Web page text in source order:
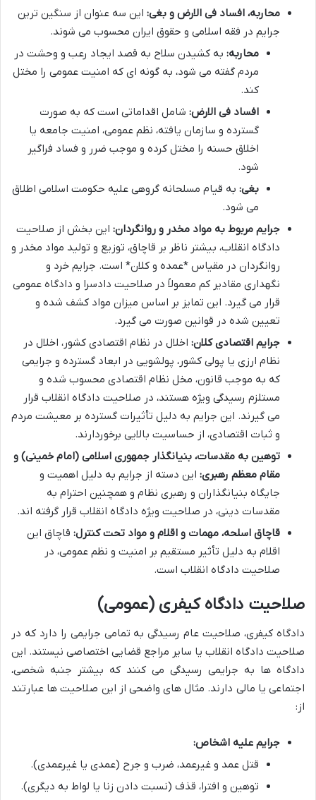
محاربه، افساد فی الارض و بغی: این سه عنوان از سنگین ترین
جرایم در فقه اسلامی و حقوق ایران محسوب می شوند.
محاربه: به کشیدن سلاح به قصد ایجاد رعب و وحشت در
مردم گفته می شود، به گونه ای که امنیت عمومی را مختل
کند.
افساد فی الارض: شامل اقداماتی است که به صورت
گسترده و سازمان یافته، نظم عمومی، امنیت جامعه یا
اخلاق حسنه را مختل کرده و موجب ضرر و فساد فراگیر
شود.
بغی: به قیام مسلحانه گروهی علیه حکومت اسلامی اطلاق
می شود.
جرایم مربوط به مواد مخدر و روانگردان: این بخش از صلاحیت
دادگاه انقلاب، بیشتر ناظر بر قاچاق، توزیع و تولید مواد مخدر و
روانگردان در مقیاس *عمده و کلان* است. جرایم خرد و
نگهداری مقادیر کم معمولاً در صلاحیت دادسرا و دادگاه عمومی
قرار می گیرد. این تمایز بر اساس میزان مواد کشف شده و
تعیین شده در قوانین صورت می گیرد.
جرایم اقتصادی کلان: اخلال در نظام اقتصادی کشور، اخلال در
نظام ارزی یا پولی کشور، پولشویی در ابعاد گسترده و جرایمی
که به موجب قانون، مخل نظام اقتصادی محسوب شده و
مستلزم رسیدگی ویژه هستند، در صلاحیت دادگاه انقلاب قرار
می گیرند. این جرایم به دلیل تأثیرات گسترده بر معیشت مردم
و ثبات اقتصادی، از حساسیت بالایی برخوردارند.
توهین به مقدسات، بنیانگذار جمهوری اسلامی (امام خمینی) و
مقام معظم رهبری: این دسته از جرایم به دلیل اهمیت و
جایگاه بنیانگذاران و رهبری نظام و همچنین احترام به
مقدسات دینی، در صلاحیت ویژه دادگاه انقلاب قرار گرفته اند.
قاچاق اسلحه، مهمات و اقلام و مواد تحت کنترل: قاچاق این
اقلام به دلیل تأثیر مستقیم بر امنیت و نظم عمومی، در
صلاحیت دادگاه انقلاب است.
صلاحیت دادگاه کیفری (عمومی)
دادگاه کیفری، صلاحیت عام رسیدگی به تمامی جرایمی را دارد که در
صلاحیت دادگاه انقلاب یا سایر مراجع قضایی اختصاصی نیستند. این
دادگاه ها به جرایمی رسیدگی می کنند که بیشتر جنبه شخصی،
اجتماعی یا مالی دارند. مثال های واضحی از این صلاحیت ها عبارتند
از:
جرایم علیه اشخاص:
قتل عمد و غیرعمد، ضرب و جرح (عمدی یا غیرعمدی).
توهین و افترا، قذف (نسبت دادن زنا یا لواط به دیگری).